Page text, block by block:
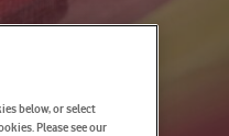
below, or select
Please see our